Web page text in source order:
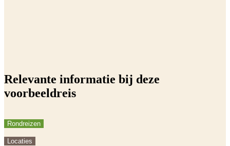
Relevante informatie bij deze
voorbeeldreis
Rondreizen
Locaties